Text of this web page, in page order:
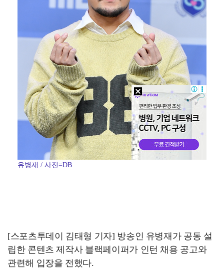
유병재 / 사진=DB
[스포츠투데이 김태형 기자] 방송인 유병재가 공동 설
립한 콘텐츠 제작사 블랙페이퍼가 인턴 채용 공고와
관련해 입장을 전했다.